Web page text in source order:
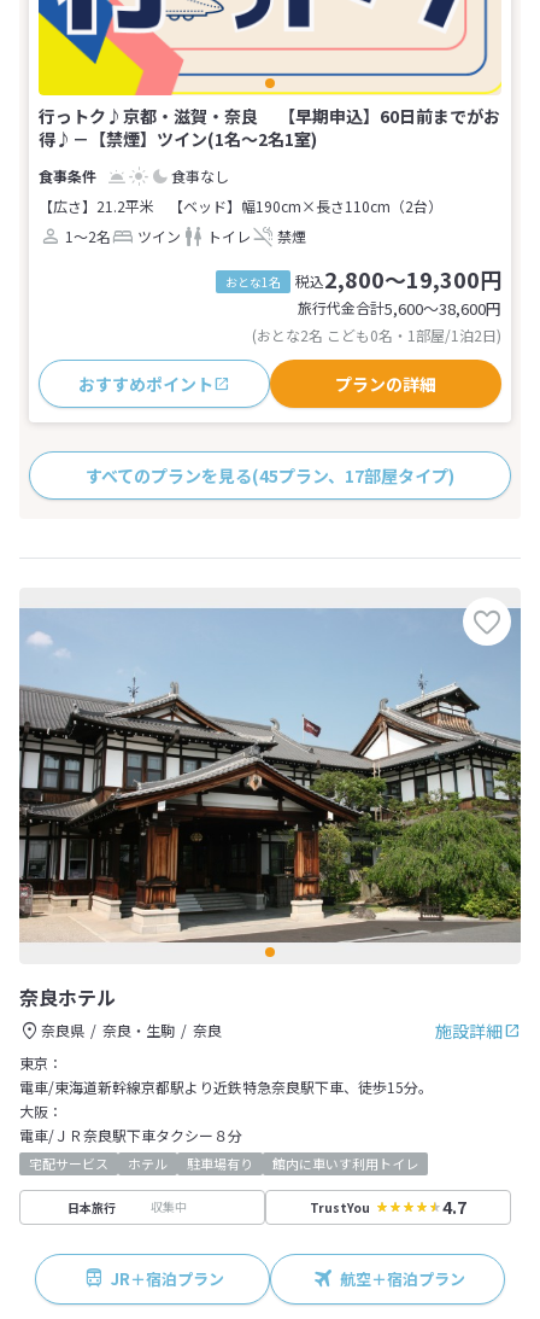
行っトク♪京都・滋賀・奈良 【早期申込】60日前までがお
得♪－【禁煙】ツイン(1名～2名1室)
食事なし
【広さ】21.2平米
【ベッド】幅190cm×長さ110cm（2台）
1～2名
ツイン トイレ 禁煙
おとな1名 税込2,800～19,300円
旅行代金合計5,600〜38,600円
(おとな2名 こども0名・1部屋/1泊2日)
おすすめポイント プランの詳細
すべてのプランを見る(45プラン、17部屋タイプ)
奈良ホテル
施設詳細
奈良県 奈良・生駒
奈良
東京：
電車/東海道新幹線京都駅より近鉄特急奈良駅下車、徒歩15分。
大阪：
電車/ＪＲ奈良駅下車タクシー８分
宅配サービス ホテル 駐車場有り 館内に車いす利用トイレ
日本旅行 収集中 TrustYou 4.7
JR＋宿泊プラン 航空＋宿泊プラン